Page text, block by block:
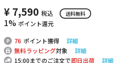
¥ 7,590 税込 送料無料
1% ポイント還元
76 ポイント獲得
詳細
無料ラッピング対象
詳細
15:00までのご注文で即日出荷 詳細